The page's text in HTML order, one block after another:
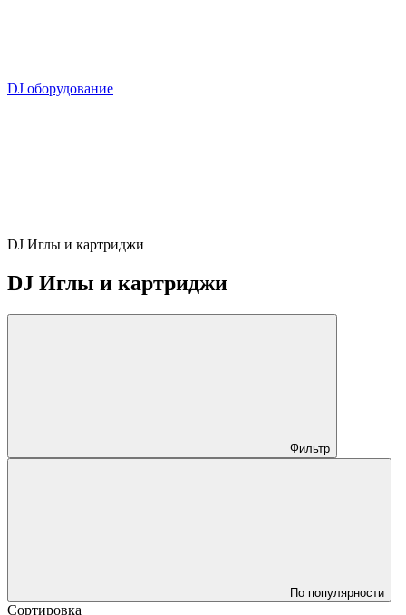
DJ оборудование
DJ Иглы и картриджи
DJ Иглы и картриджи
Фильтр
По популярности
Сортировка